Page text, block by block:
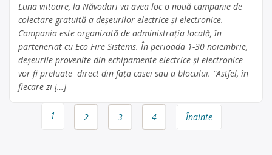
Luna viitoare, la Năvodari va avea loc o nouă campanie de
colectare gratuită a deșeurilor electrice și electronice.
Campania este organizată de administrația locală, în
parteneriat cu Eco Fire Sistems. În perioada 1-30 noiembrie,
deșeurile provenite din echipamente electrice și electronice
vor fi preluate direct din fața casei sau a blocului. ”Astfel, în
fiecare zi […]
Page
navigation
1 2 3 4 Înainte